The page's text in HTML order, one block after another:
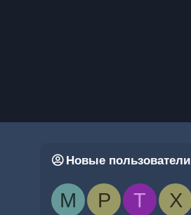
Новые пользователи
M P T X